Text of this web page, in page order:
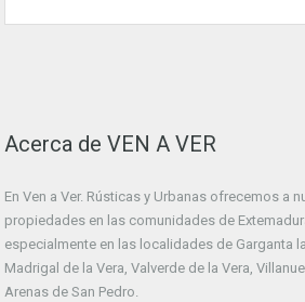
Acerca de VEN A VER
En Ven a Ver. Rústicas y Urbanas ofrecemos a
propiedades en las comunidades de
especialmente en las localidades de Garganta
Madrigal de la Vera, Valverde de la Vera,
Arenas de San Pedro.